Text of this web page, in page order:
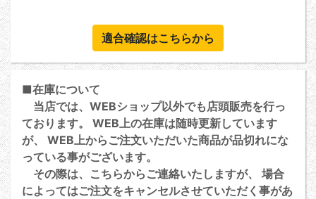
適合確認はこちらから
■在庫について
当店では、WEBショップ以外でも店頭販売を行っ
ております。 WEB上の在庫は随時更新しています
が、 WEB上からご注文いただいた商品が品切れにな
っている事がございます。
その際は、こちらからご連絡いたしますが、 場合
によってはご注文をキャンセルさせていただく事があ